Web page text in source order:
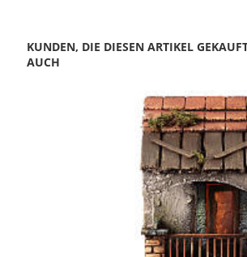
KUNDEN, DIE DIESEN ARTIKEL
AUCH